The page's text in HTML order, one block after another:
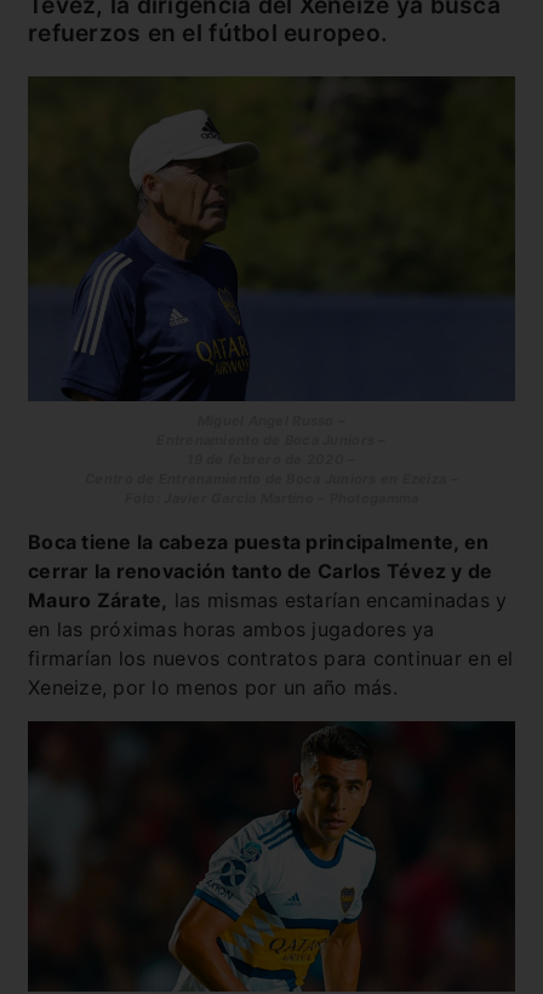
refuerzos en el fútbol europeo.
Boca tiene la cabeza puesta principalmente, en
cerrar la renovación tanto de Carlos Tévez y de
Mauro Zárate, las mismas estarían encaminadas y
en las próximas horas ambos jugadores ya
firmarían los nuevos contratos para continuar en el
Xeneize, por lo menos por un año más.